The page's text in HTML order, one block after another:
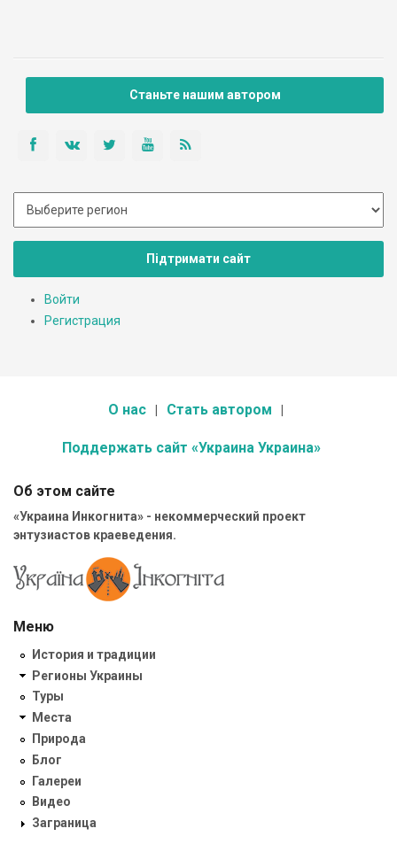
Станьте нашим автором
Підтримати сайт
Войти
Регистрация
О нас Стать автором
Поддержать сайт «Украина Украина»
Об этом сайте
«Украина Инкогнита» - некоммерческий проект
энтузиастов краеведения.
Меню
История и традиции
Регионы Украины
Туры
Места
Природа
Блог
Галереи
Видео
Заграница